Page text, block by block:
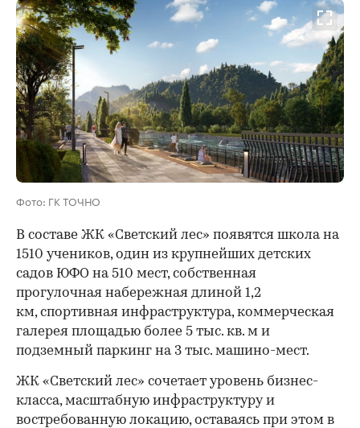
Фото: ГК ТОЧНО
00:00
В составе ЖК «Светский лес» появятся школа на
1510 учеников, один из крупнейших детских
садов ЮФО на 510 мест, собственная
прогулочная набережная длиной 1,2
км, спортивная инфраструктура, коммерческая
галерея площадью более 5 тыс. кв. м и
подземный паркинг на 3 тыс. машино-мест.
ЖК «Светский лес» сочетает уровень бизнес-
класса, масштабную инфраструктуру и
востребованную локацию, оставаясь при этом в